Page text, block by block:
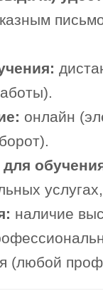
онлайн
наличие
(любой